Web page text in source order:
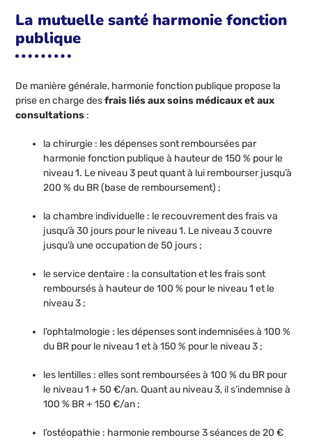
La mutuelle santé harmonie fonction
publique
De manière générale, harmonie fonction publique propose la
prise en charge desfrais liés aux soins médicaux et aux
consultations :
la chirurgie : les dépenses sont remboursées par
harmonie fonction publique à hauteur de 150 % pour le
niveau 1. Le niveau 3 peut quant à lui rembourser jusqu’à
200 % du BR (base de remboursement) ;
la chambre individuelle : le recouvrement des frais va
jusqu’à 30 jours pour le niveau 1. Le niveau 3 couvre
jusqu’à une occupation de 50 jours ;
le service dentaire : la consultation et les frais sont
remboursés à hauteur de 100 % pour le niveau 1 et le
niveau 3 ;
l’ophtalmologie : les dépenses sont indemnisées à 100 %
du BR pour le niveau 1 et à 150 % pour le niveau 3 ;
les lentilles : elles sont remboursées à 100 % du BR pour
le niveau 1 + 50 €/an. Quant au niveau 3, il s’indemnise à
100 % BR + 150 €/an ;
l’ostéopathie : harmonie rembourse 3 séances de 20 €